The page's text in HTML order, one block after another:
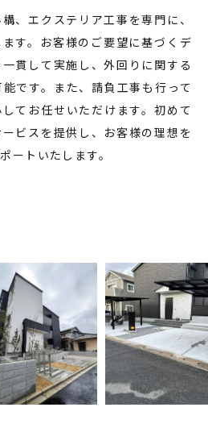
、エクステリア工事を専門に、
す。お客様のご要望に基づくデ
貫して実施し、外回りに関する
です。また、請負工事も行って
てお任せいただけます。初めて
ビスを提供し、お客様の理想を
ートいたします。